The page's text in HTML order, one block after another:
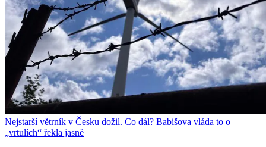
Nejstarší větrník v Česku dožil. Co dál? Babišova vláda to o
„vrtulích“ řekla jasně